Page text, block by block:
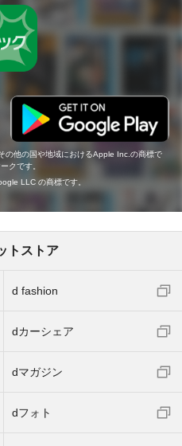
の他の国や地域におけるApple Inc.の商標で
クです。
LLC の商標です。
トストア
d fashion
dカーシェア
dマガジン
dフォト